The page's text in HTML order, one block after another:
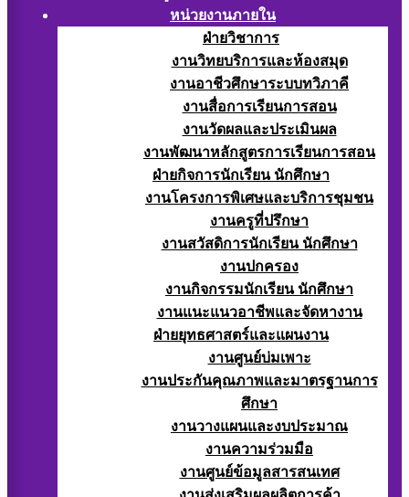
หน่วยงานภายใน
ฝ่ายวิชาการ
งานวิทยบริการและห้องสมุด
งานอาชีวศึกษาระบบทวิภาคี
งานสื่อการเรียนการสอน
งานวัดผลและประเมินผล
งานพัฒนาหลักสูตรการเรียนการสอน
ฝ่ายกิจการนักเรียน นักศึกษา
งานโครงการพิเศษและบริการชุมชน
งานครูที่ปรึกษา
งานสวัสดิการนักเรียน นักศึกษา
งานปกครอง
งานกิจกรรมนักเรียน นักศึกษา
งานแนะแนวอาชีพและจัดหางาน
ฝ่ายยุทธศาสตร์และแผนงาน
งานศูนย์บ่มเพาะ
งานประกันคุณภาพและมาตรฐานการ
ศึกษา
งานวางแผนและงบประมาณ
งานความร่วมมือ
งานศูนย์ข้อมูลสารสนเทศ